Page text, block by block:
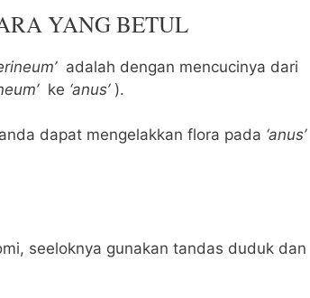
YANG BETUL
adalah dengan mencucinya dari
ke ‘anus’ ).
dapat mengelakkan flora pada ‘anus’
seeloknya gunakan tandas duduk dan